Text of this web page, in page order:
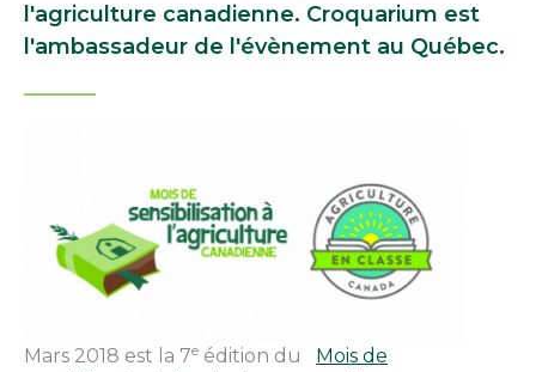
l'agriculture canadienne. Croquarium est
l'ambassadeur de l'évènement au Québec.
Mars 2018 est la 7e édition du
Mois de